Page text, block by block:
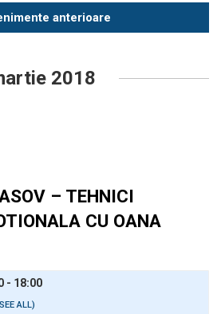
anterioare
2018
– TEHNICI
CU OANA
- 18:00
ALL)